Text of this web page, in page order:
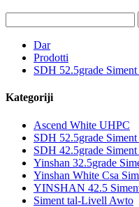
Dar
Prodotti
SDH 52.5grade Siment
Kategoriji
Ascend White UHPC
SDH 52.5grade Siment
SDH 42.5grade Siment
Yinshan 32.5grade
Yinshan White Csa
YINSHAN 42.5
Siment tal-Livell Awto